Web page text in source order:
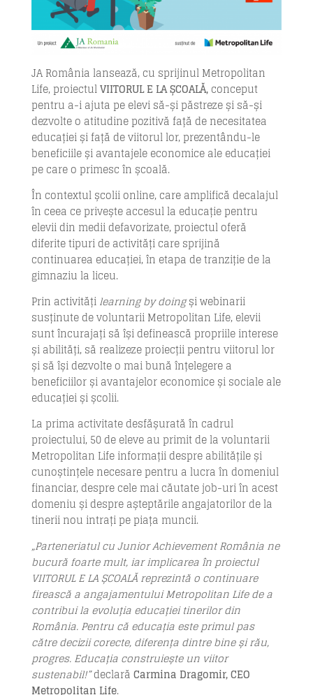
JA România lansează, cu sprijinul Metropolitan
Life, proiectulVIITORUL E LA ȘCOALĂ, conceput
pentru a-i ajuta pe elevi să-și păstreze și să-și
dezvolte o atitudine pozitivă față de necesitatea
educației și față de viitorul lor, prezentându-le
beneficiile și avantajele economice ale educației
pe care o primesc în școală.
În contextul școlii online, care amplifică decalajul
în ceea ce privește accesul la educație pentru
elevii din medii defavorizate, proiectul oferă
diferite tipuri de activități care sprijină
continuarea educației, în etapa de tranziție de la
gimnaziu la liceu.
Prin activități learning by doingși webinarii
susținute de voluntarii Metropolitan Life, elevii
sunt încurajați să își definească propriile interese
și abilități, să realizeze proiecții pentru viitorul lor
și să își dezvolte o mai bună înțelegere a
beneficiilor și avantajelor economice și sociale ale
educației și școlii.
La prima activitate desfășurată în cadrul
proiectului, 50 de eleve au primit de la voluntarii
Metropolitan Life informații despre abilitățile și
cunoștințele necesare pentru a lucra în domeniul
financiar, despre cele mai căutate job-uri în acest
domeniu și despre așteptările angajatorilor de la
tinerii nou intrați pe piața muncii.
„Parteneriatul cu Junior Achievement România ne
bucură foarte mult, iar implicarea în proiectul
VIITORUL E LA ȘCOALĂ reprezintă o continuare
firească a angajamentului Metropolitan Life de a
contribui la evoluția educației tinerilor din
România. Pentru că educația este primul pas
către decizii corecte, diferența dintre bine și rău,
progres. Educația construiește un viitor
sustenabil!”declară Carmina Dragomir, CEO
Metropolitan Life.